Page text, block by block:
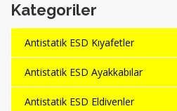
Kategoriler
Antistatik ESD Kıyafetler
Antistatik ESD Ayakkabılar
Antistatik ESD Eldivenler